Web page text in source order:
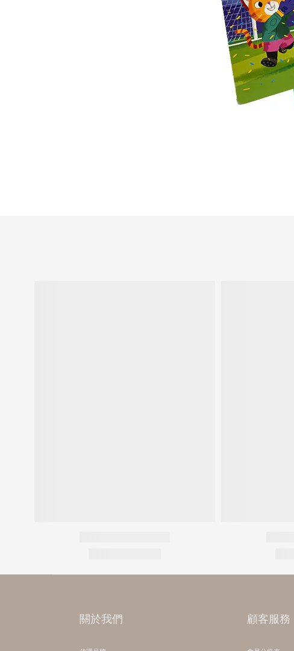
關於我們 顧客服務